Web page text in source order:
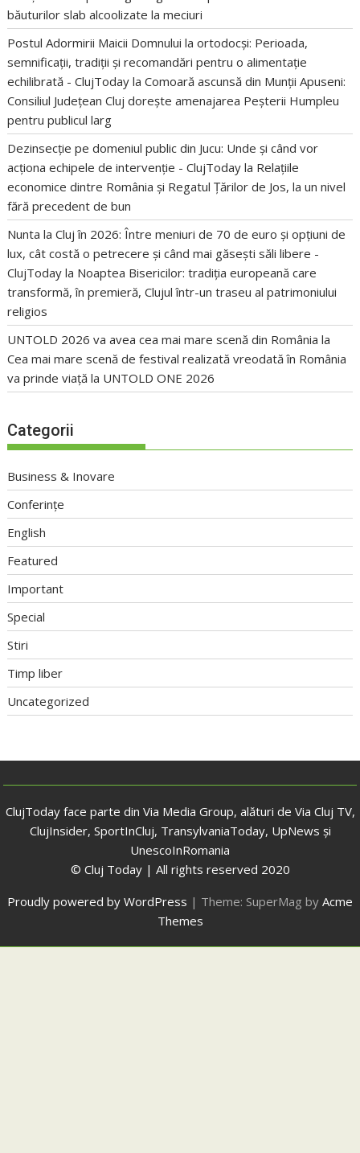
băuturilor slab alcoolizate la meciuri
Postul Adormirii Maicii Domnului la ortodocși: Perioada,
semnificații, tradiții și recomandări pentru o alimentație
echilibrată - ClujToday laComoară ascunsă din Munții Apuseni:
Consiliul Județean Cluj dorește amenajarea Peșterii Humpleu
pentru publicul larg
Dezinsecție pe domeniul public din Jucu: Unde și când vor
acționa echipele de intervenție - ClujToday la Relațiile
economice dintre România și Regatul Țărilor de Jos, la un nivel
fără precedent de bun
Nunta la Cluj în 2026: Între meniuri de 70 de euro și opțiuni de
lux, cât costă o petrecere și când mai găsești săli libere -
ClujToday la Noaptea Bisericilor: tradiția europeană care
transformă, în premieră, Clujul într-un traseu al patrimoniului
religios
UNTOLD 2026 va avea cea mai mare scenă din România la
Cea mai mare scenă de festival realizată vreodată în România
va prinde viață la UNTOLD ONE 2026
Categorii
Business & Inovare
Conferințe
English
Featured
Important
Special
Stiri
Timp liber
Uncategorized
ClujToday face parte din Via Media Group, alături de Via Cluj TV,
ClujInsider, SportInCluj, TransylvaniaToday, UpNews și
UnescoInRomania
© Cluj Today | All rights reserved 2020
Proudly powered by WordPress | Theme: SuperMag by Acme
Themes